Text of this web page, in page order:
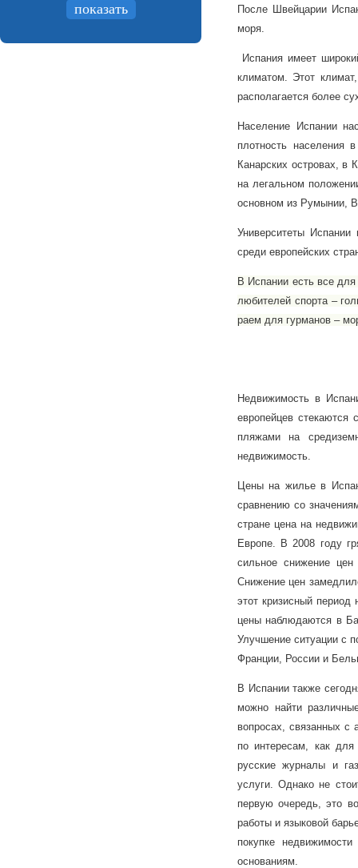
После Швейцарии
моря.
Испания имеет
климатом. Этот
располагается более
Население Испании
плотность населения
Канарских островах, в
на легальном
основном из Румынии,
Университеты
среди европейских
В Испании есть все
любителей спорта –
раем для гурманов –
Недвижимость в
европейцев
пляжами на
недвижимость.
Цены на жилье в
сравнению со
стране цена на
Европе. В 2008 году
сильное снижение
Снижение цен
этот кризисный
цены наблюдаются в
Улучшение ситуации с
Франции, России и
В Испании также
можно найти
вопросах, связанных с
по интересам, как
русские журналы и
услуги. Однако не
первую очередь, это
работы и языковой
покупке
основаниям.